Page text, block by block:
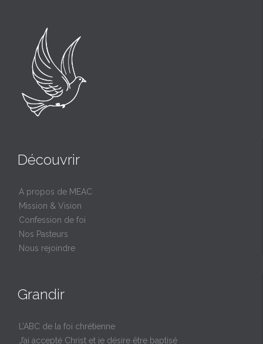
Découvrir
A propos de MEAC
Mission & Vision
Confession de foi
Nos Pasteurs
Nous rejoindre
Grandir
L’ABC de la foi chrétienne
J’ai accepté Christ et je désire être baptisé